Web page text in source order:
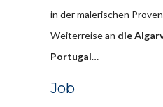
in der malerischen
Weiterreise an die
Portugal…
Job